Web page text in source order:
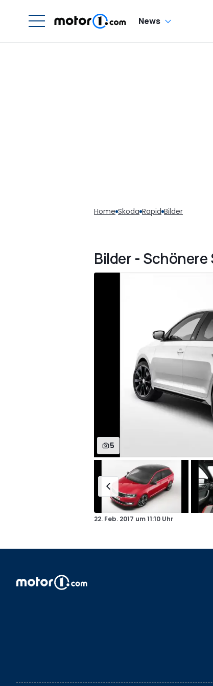
News
Home Skoda Rapid Bilder
Bilder -
5
22. Feb. 2017 um11:10 Uhr